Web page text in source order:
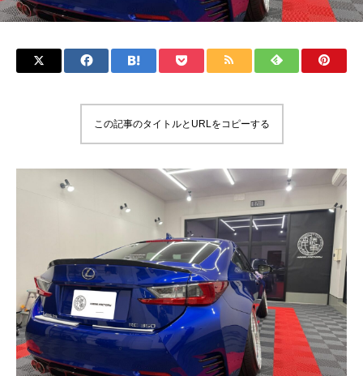
この記事のタイトルとURLをコピーする